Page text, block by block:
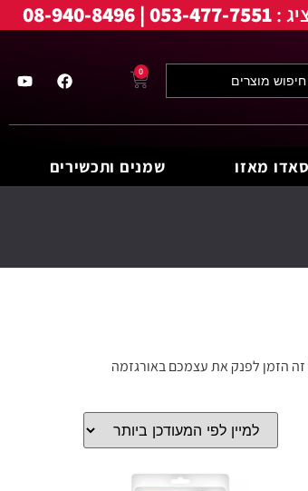
:
053-477-7551 | 08-940-8496
0
סאדו מאזו שמנים ותכשירים
זה הזמן לפנק את עצמכם באורגזמה